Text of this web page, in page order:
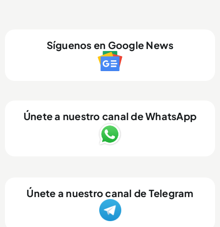
Síguenos en Google News
Únete a nuestro canal de WhatsApp
Únete a nuestro canal de Telegram